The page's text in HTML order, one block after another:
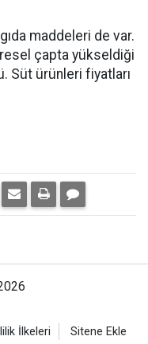
maddeleri de var.
çapta yükseldiği
Süt ürünleri fiyatları
İlkeleri Sitene Ekle